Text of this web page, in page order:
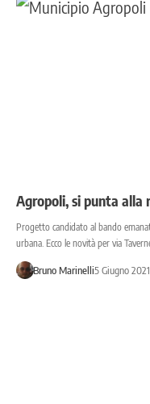
Agropoli, si punta alla
Progetto candidato al bando
urbana. Ecco le novità per via
Bruno Marinelli5 Giugno 2021